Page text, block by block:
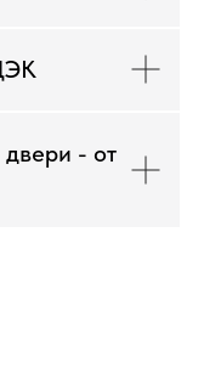
двери - от